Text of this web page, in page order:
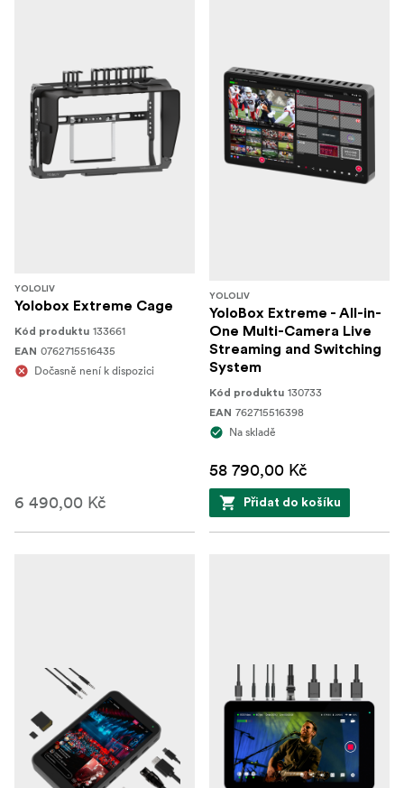
YOLOLIV
Yolobox Extreme Cage
Kód produktu 133661
EAN 0762715516435
Dočasně není k dispozici
6 490,00 Kč
YOLOLIV
YoloBox Extreme - All-in-
One Multi-Camera Live
Streaming and Switching
System
Kód produktu 130733
EAN 762715516398
Na skladě
58 790,00 Kč
Přidat do košíku